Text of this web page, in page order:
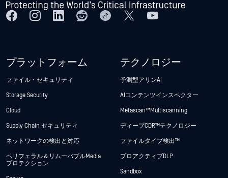
プラットフォーム
ファイル・セキュリティ
Storage Security
Cloud
Supply Chain セキュリティ
ネットワークの検出と対応
ペリフェラル＆リムーバブルMedia
プロテクション
テクノロジー
予測型アリンAI
AIコンテンツインスペクター
Metascan™ Multiscanning
ディープCDR™テクノロジー
ファイルタイプ検出™
プロアクティブDLP
Sandbox